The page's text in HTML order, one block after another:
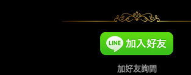
加好友詢問